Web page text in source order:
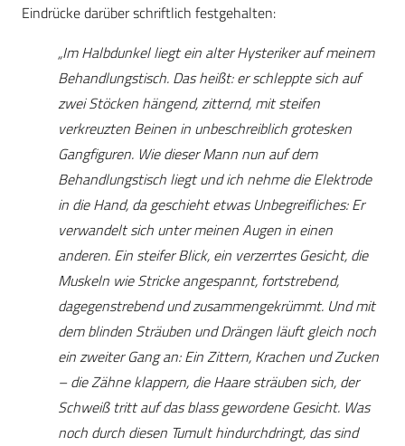
Eindrücke darüber schriftlich festgehalten:
„Im Halbdunkel liegt ein alter Hysteriker auf meinem
Behandlungstisch. Das heißt: er schleppte sich auf
zwei Stöcken hängend, zitternd, mit steifen
verkreuzten Beinen in unbeschreiblich grotesken
Gangfiguren. Wie dieser Mann nun auf dem
Behandlungstisch liegt und ich nehme die Elektrode
in die Hand, da geschieht etwas Unbegreifliches: Er
verwandelt sich unter meinen Augen in einen
anderen. Ein steifer Blick, ein verzerrtes Gesicht, die
Muskeln wie Stricke angespannt, fortstrebend,
dagegenstrebend und zusammengekrümmt. Und mit
dem blinden Sträuben und Drängen läuft gleich noch
ein zweiter Gang an: Ein Zittern, Krachen und Zucken
– die Zähne klappern, die Haare sträuben sich, der
Schweiß tritt auf das blass gewordene Gesicht. Was
noch durch diesen Tumult hindurchdringt, das sind